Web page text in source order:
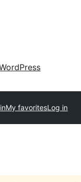
My favoritesLog in